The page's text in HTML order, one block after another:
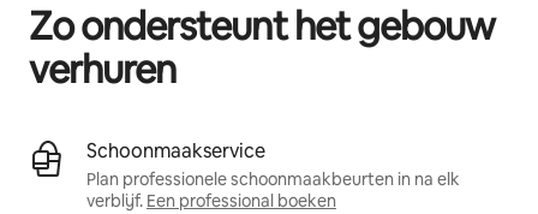
Zo ondersteunt het gebouw
verhuren
Schoonmaakservice
Plan professionele schoonmaakbeurten in na elk
verblijf. Een professional boeken